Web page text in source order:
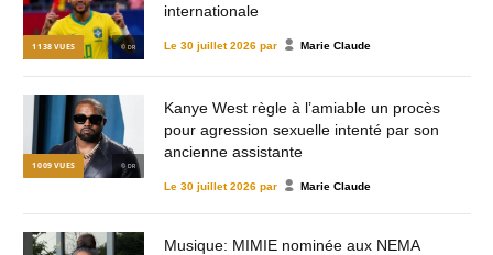
1 138 VUES © DR
internationale
Le 30 juillet 2026 par Marie Claude
1 009 VUES © DR
Kanye West règle à l’amiable un procès
pour agression sexuelle intenté par son
ancienne assistante
Le 30 juillet 2026 par Marie Claude
Musique: MIMIE nominée aux NEMA